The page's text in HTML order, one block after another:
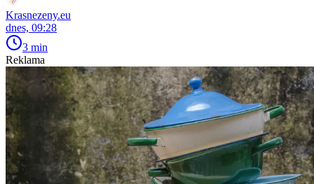
Krasnezeny.eu
dnes, 09:28
3 min
Reklama